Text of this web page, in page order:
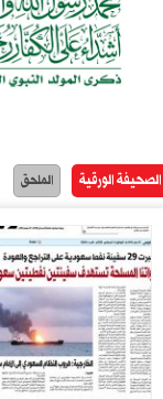
الصحيفة الورقية الملحق